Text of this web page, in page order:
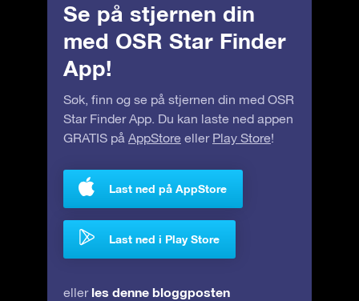
Se på stjernen din
med OSR Star Finder
App!
Søk, finn og se på stjernen din med OSR
Star Finder App. Du kan laste ned appen
GRATIS på AppStore eller Play Store!
Last ned på AppStore
Last ned i Play Store
eller les denne bloggposten